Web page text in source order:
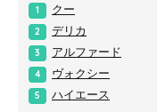
1 クー
2 デリカ
3 アルファード
4 ヴォクシー
5 ハイエース